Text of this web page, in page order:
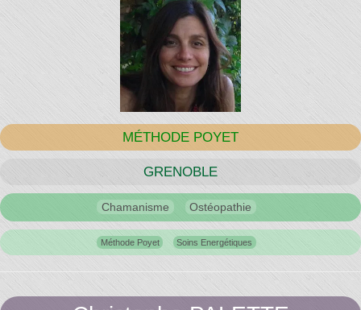
MÉTHODE POYET
GRENOBLE
Chamanisme Ostéopathie
Méthode Poyet Soins Energétiques